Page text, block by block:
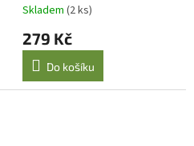
Skladem (2 ks)
279 Kč
Do košíku